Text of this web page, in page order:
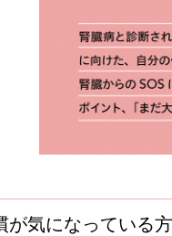
気になっている